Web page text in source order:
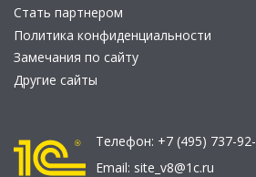
Стать партнером
Политика конфиденциальности
Замечания по сайту
Другие сайты
Телефон: +7 (495) 737-
Email: site_v8@1c.ru